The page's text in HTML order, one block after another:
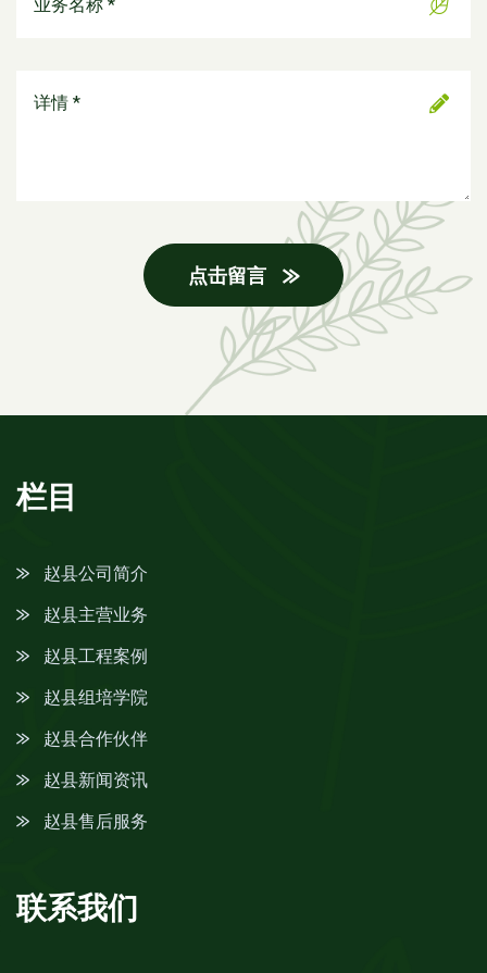
点击留言
栏目
赵县公司简介
赵县主营业务
赵县工程案例
赵县组培学院
赵县合作伙伴
赵县新闻资讯
赵县售后服务
联系我们